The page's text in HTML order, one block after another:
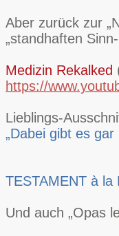
Aber zurück zur
„standhaften
Medizin Rekalked
https://
Lieblings-
„Dabei gibt es
TESTAMENT à la
Und auch „Opas